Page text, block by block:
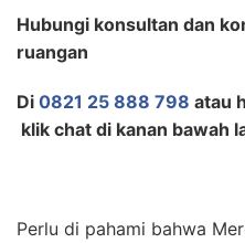
Hubungi konsultan dan
ruangan
Di 0821 25 888 798 atau
klik chat di kanan bawah
Perlu di pahami bahwa